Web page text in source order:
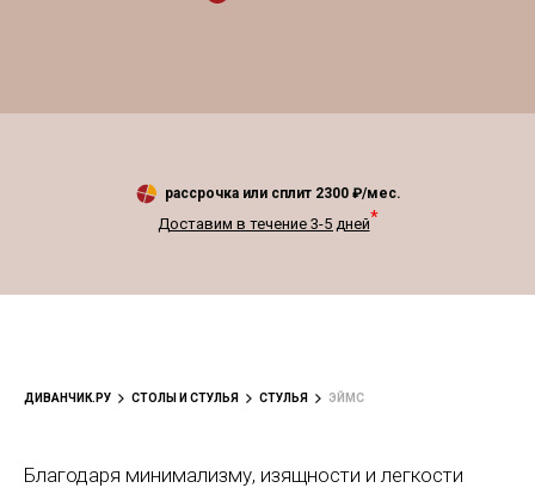
рассрочка или сплит 2300₽/мес.
Доставим в течение 3-5 дней*
ДИВАНЧИК.РУ СТОЛЫ И СТУЛЬЯ СТУЛЬЯ ЭЙМС
Благодаря минимализму, изящности и легкости